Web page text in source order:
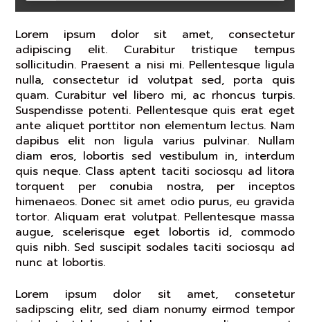
Lorem ipsum dolor sit amet, consectetur
adipiscing elit. Curabitur tristique tempus
sollicitudin. Praesent a nisi mi. Pellentesque ligula
nulla, consectetur id volutpat sed, porta quis
quam. Curabitur vel libero mi, ac rhoncus turpis.
Suspendisse potenti. Pellentesque quis erat eget
ante aliquet porttitor non elementum lectus. Nam
dapibus elit non ligula varius pulvinar. Nullam
diam eros, lobortis sed vestibulum in, interdum
quis neque. Class aptent taciti sociosqu ad litora
torquent per conubia nostra, per inceptos
himenaeos. Donec sit amet odio purus, eu gravida
tortor. Aliquam erat volutpat. Pellentesque massa
augue, scelerisque eget lobortis id, commodo
quis nibh. Sed suscipit sodales taciti sociosqu ad
nunc at lobortis.
Lorem ipsum dolor sit amet, consetetur
sadipscing elitr, sed diam nonumy eirmod tempor